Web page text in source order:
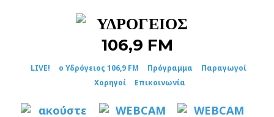
LIVE! ο Υδρόγειος 106,9 FM Πρόγραμμα
Παραγωγοί
Χορηγοί
Επικοινωνία